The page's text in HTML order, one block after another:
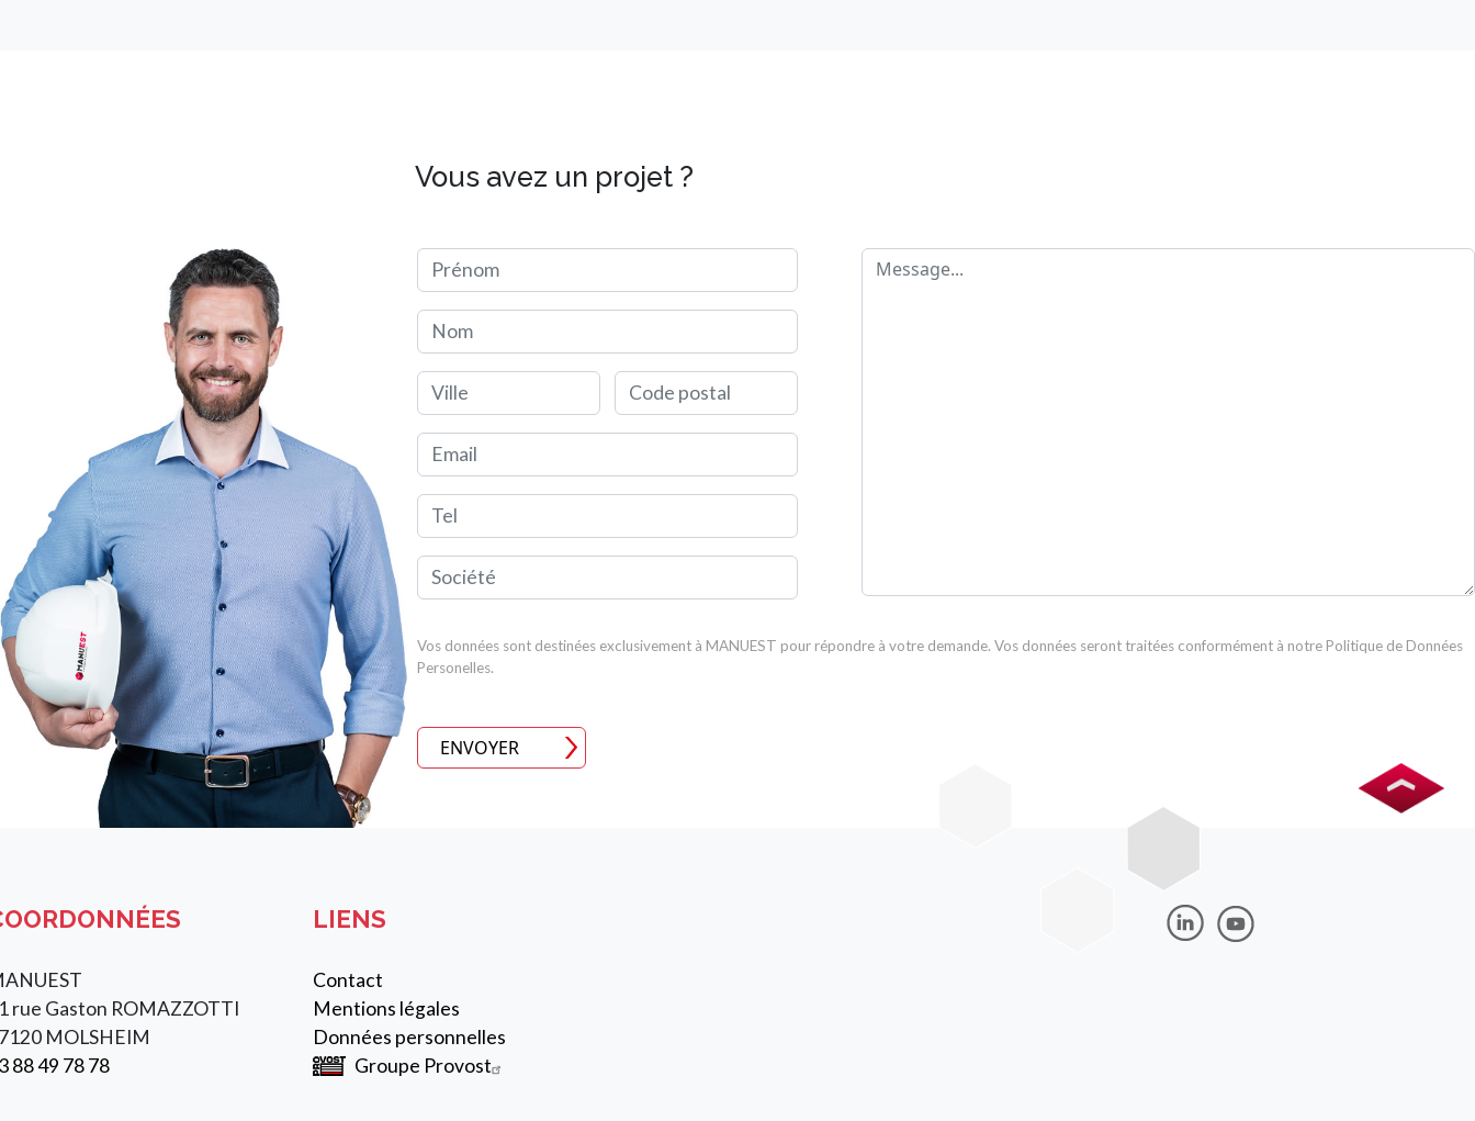
Vous avez un projet ?
Prénom
Nom
Ville Code postal
Email
Tel
Société
Message
Vos données sont destinées exclusivement à MANUEST pour répondre à votre demande. Vos données seront traitées conformément à notre Politique de Données
Personelles.
ENVOYER
rue Gaston ROMAZZOTTI
MOLSHEIM
88 49 78 78
LIENS
Contact
Mentions légales
Données personnelles
Groupe Provost
Image Image